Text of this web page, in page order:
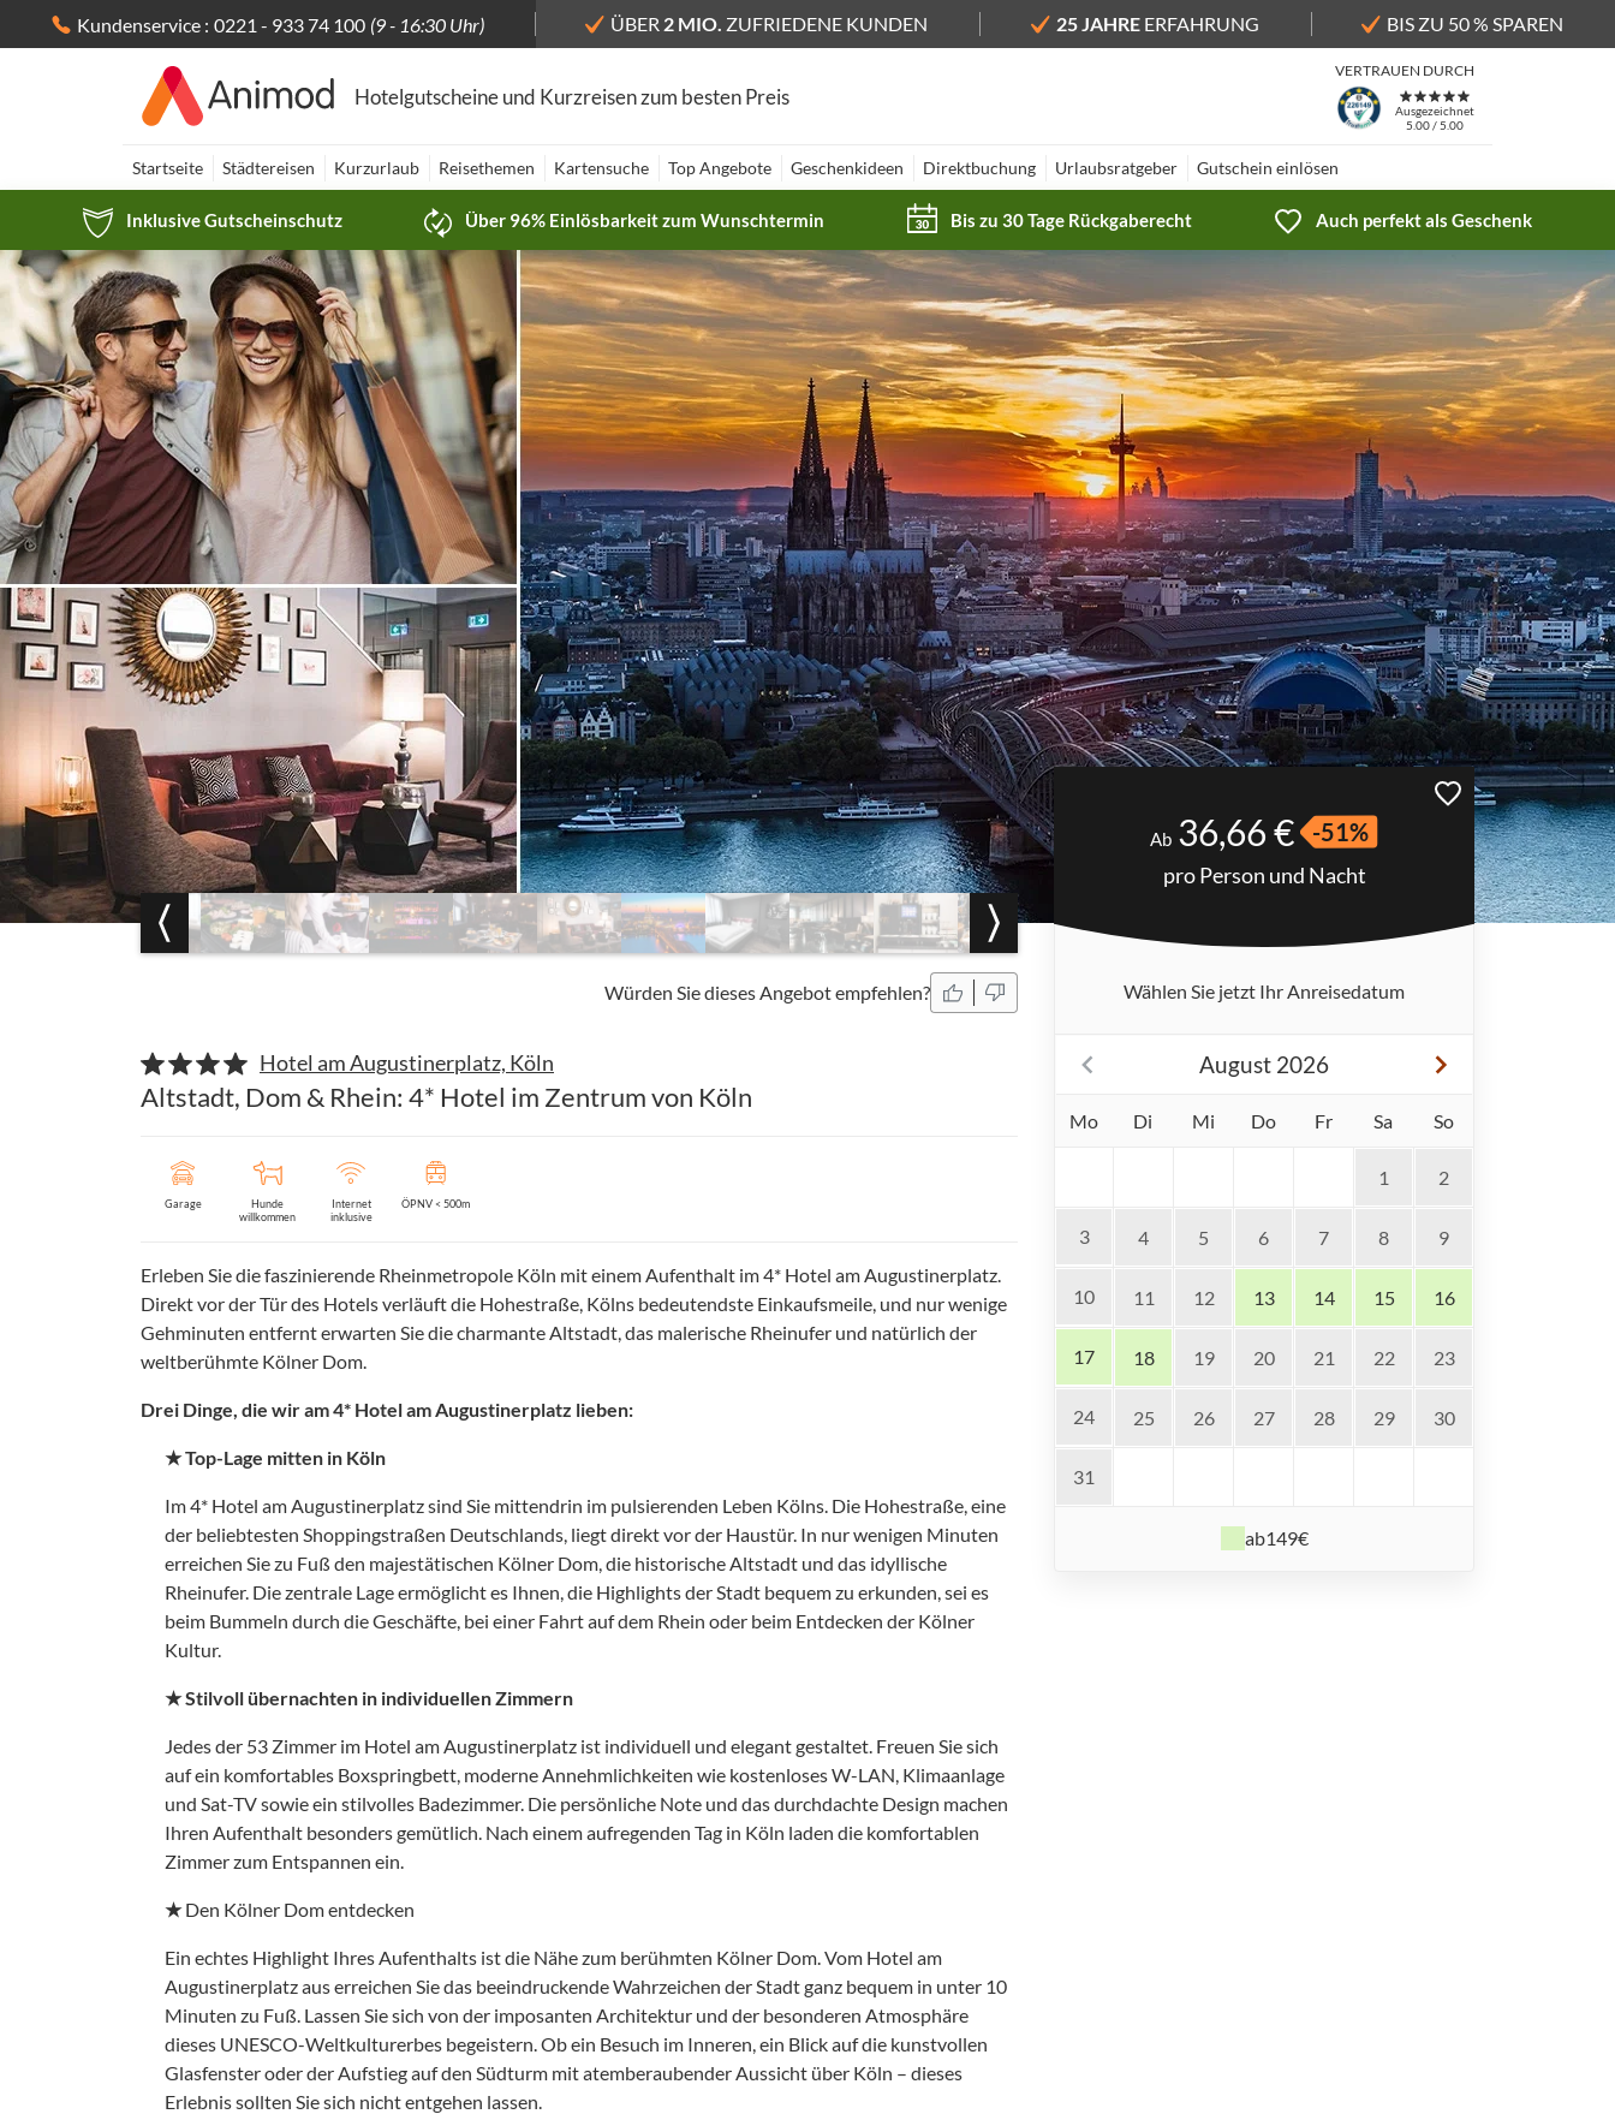
Kundenservice : 0221 - 933 74 100 (9 - 16:30 Uhr) ÜBER 2 MIO. ZUFRIEDENE KUNDEN 25 JAHREERFAHRUNG BIS ZU 50 % SPAREN
Hotelgutscheine und Kurzreisen zum besten Preis
VERTRAUEN DURCH
Ausgezeichnet
5.00 / 5.00
Startseite Städtereisen Kurzurlaub Reisethemen Kartensuche Top Angebote Geschenkideen Direktbuchung Urlaubsratgeber Gutschein einlösen
Inklusive Gutscheinschutz Über 96% Einlösbarkeit zum Wunschtermin Bis zu 30 Tage Rückgaberecht Auch perfekt als Geschenk
Würden Sie dieses Angebot empfehlen?
Hotel am Augustinerplatz, Köln
Altstadt, Dom & Rhein: 4* Hotel im Zentrum von Köln
Garage
Hunde
willkommen
Internet
inklusive
ÖPNV < 500m
Erleben Sie die faszinierende Rheinmetropole Köln mit einem Aufenthalt im 4* Hotel am Augustinerplatz.
Direkt vor der Tür des Hotels verläuft die Hohestraße, Kölns bedeutendste Einkaufsmeile, und nur wenige
Gehminuten entfernt erwarten Sie die charmante Altstadt, das malerische Rheinufer und natürlich der
weltberühmte Kölner Dom.
Drei Dinge, die wir am 4* Hotel am Augustinerplatz lieben:
★ Top-Lage mitten in Köln
Im 4* Hotel am Augustinerplatz sind Sie mittendrin im pulsierenden Leben Kölns. Die Hohestraße, eine
der beliebtesten Shoppingstraßen Deutschlands, liegt direkt vor der Haustür. In nur wenigen Minuten
erreichen Sie zu Fuß den majestätischen Kölner Dom, die historische Altstadt und das idyllische
Rheinufer. Die zentrale Lage ermöglicht es Ihnen, die Highlights der Stadt bequem zu erkunden, sei es
beim Bummeln durch die Geschäfte, bei einer Fahrt auf dem Rhein oder beim Entdecken der Kölner
Kultur.
★ Stilvoll übernachten in individuellen Zimmern
Jedes der 53 Zimmer im Hotel am Augustinerplatz ist individuell und elegant gestaltet. Freuen Sie sich
auf ein komfortables Boxspringbett, moderne Annehmlichkeiten wie kostenloses W-LAN, Klimaanlage
und Sat-TV sowie ein stilvolles Badezimmer. Die persönliche Note und das durchdachte Design machen
Ihren Aufenthalt besonders gemütlich. Nach einem aufregenden Tag in Köln laden die komfortablen
Zimmer zum Entspannen ein.
★Den Kölner Dom entdecken
Ein echtes Highlight Ihres Aufenthalts ist die Nähe zum berühmten Kölner Dom. Vom Hotel am
Augustinerplatz aus erreichen Sie das beeindruckende Wahrzeichen der Stadt ganz bequem in unter 10
Minuten zu Fuß. Lassen Sie sich von der imposanten Architektur und der besonderen Atmosphäre
dieses UNESCO-Weltkulturerbes begeistern. Ob ein Besuch im Inneren, ein Blick auf die kunstvollen
Glasfenster oder der Aufstieg auf den Südturm mit atemberaubender Aussicht über Köln – dieses
Erlebnis sollten Sie sich nicht entgehen lassen.
Ab 36,66 € -51%
pro Person und Nacht
Wählen Sie jetzt Ihr Anreisedatum
August 2026
Mo Di Mi Do Fr Sa So
1 2
3 4 5 6 7 8 9
10 11 12 13 14 15 16
17 18 19 20 21 22 23
24 25 26 27 28 29 30
31
ab149€